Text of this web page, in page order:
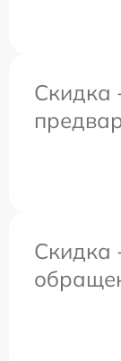
Скидка
Скидка